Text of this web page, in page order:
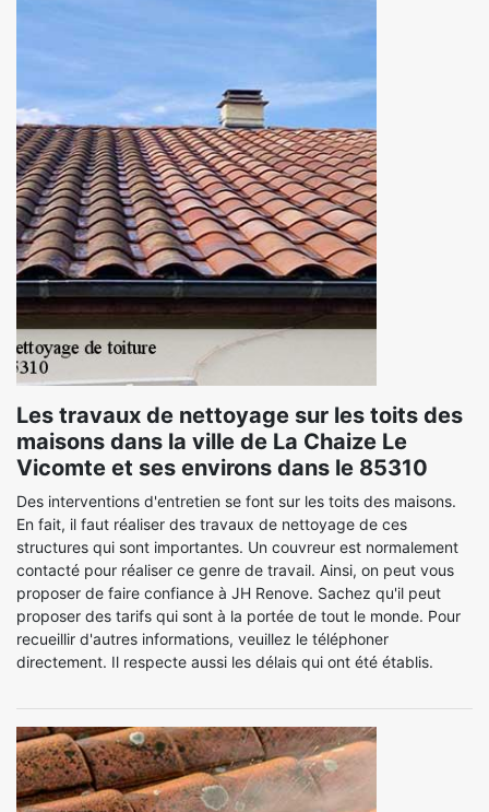
Les travaux de nettoyage sur les toits des
maisons dans la ville de La Chaize Le
Vicomte et ses environs dans le 85310
Des interventions d'entretien se font sur les toits des maisons.
En fait, il faut réaliser des travaux de nettoyage de ces
structures qui sont importantes. Un couvreur est normalement
contacté pour réaliser ce genre de travail. Ainsi, on peut vous
proposer de faire confiance à JH Renove. Sachez qu'il peut
proposer des tarifs qui sont à la portée de tout le monde. Pour
recueillir d'autres informations, veuillez le téléphoner
directement. Il respecte aussi les délais qui ont été établis.